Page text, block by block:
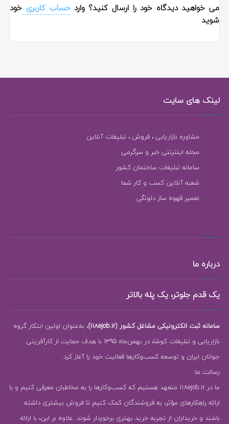
می خواهید دیدگاه خود را ارسال کنید؟ واردحساب کاربریخود
شوید
لینک های سایت
مشاوره بازاریابی ، فروش ، تبلیغات آنلاین
مجله اینترنتی خبر و سرگرمی
سامانه تبلیغات ساختمان کشور
شعبه آنلاین کسب و کار شما
تعمیر قهوه ساز دلونگی
درباره ما
یک قدم جلوتر، یک پله بالاتر
سامانه ثبت الکترونیکی مشاغل کشور (118ejob.ir)
، به‌عنوان اولین ابتکار گروه
بازاریابی و تبلیغات کوشا، در بهمن‌ماه 1395 با هدف حمایت از کارآفرینی
جوانان ایران و توسعه کسب‌وکارها فعالیت خود را آغاز کرد.
رسالت ما:
ما در 118ejob.ir متعهد هستیم که کسب‌وکارها را به مخاطبان معرفی کنیم و با
ارائه راهکارهای مؤثر، به فروشندگان کمک کنیم تا فروش بیشتری داشته
باشند و خریداران از تجربه خرید بهتری برخوردار شوند. علاوه بر این، با ارائه